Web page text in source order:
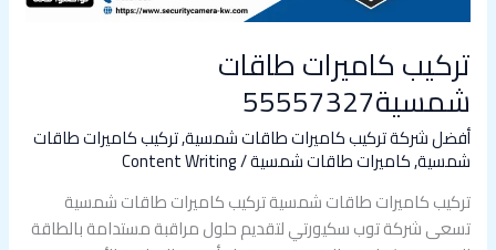
تركيب كاميرات طاقات
شمسية55557327
أفضل شركة تركيب كاميرات طاقات شمسية,تركيب كاميرات طاقات
شمسية,كاميرات طاقات شمسية/
Content Writing
تركيب كاميرات طاقات شمسية تركيب كاميرات طاقات شمسية
تسعى شركة توب سكيورتي لتقديم حلول مراقبة مستدامة بالطاقة